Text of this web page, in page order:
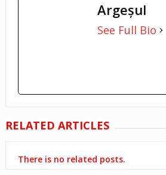
Argeşul
See Full Bio
RELATED ARTICLES
There is no related posts.